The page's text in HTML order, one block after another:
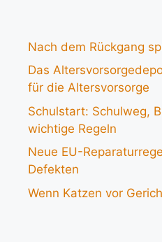
Nach dem Rückgang
Das
für die Altersvorsorge
Schulstart: Schulweg,
wichtige Regeln
Neue EU-
Defekten
Wenn Katzen vor